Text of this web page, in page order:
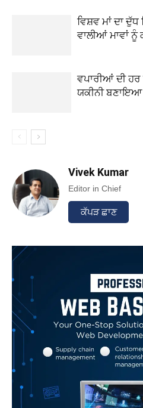
ਵਿਸ਼ਵ ਮਾਂ ਦਾ
ਵਾਲੀਆਂ ਮਾਵਾਂ ਨੂੰ
ਵਪਾਰੀਆਂ ਦੀ ਹਰ
ਯਕੀਨੀ ਬਣਾਇਆ
Vivek Kumar
Editor in Chief
ਕੱਪੜ ਛਾਣ